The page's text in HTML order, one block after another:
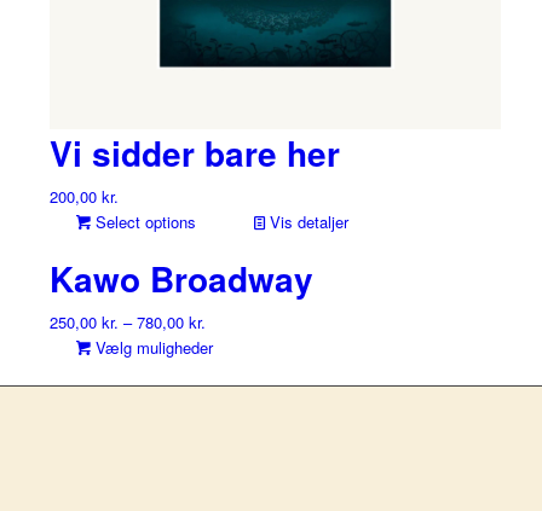
Vi sidder bare her
200,00 kr.
Select options
Vis detaljer
Kawo Broadway
250,00 kr. –780,00 kr.
Vælg muligheder